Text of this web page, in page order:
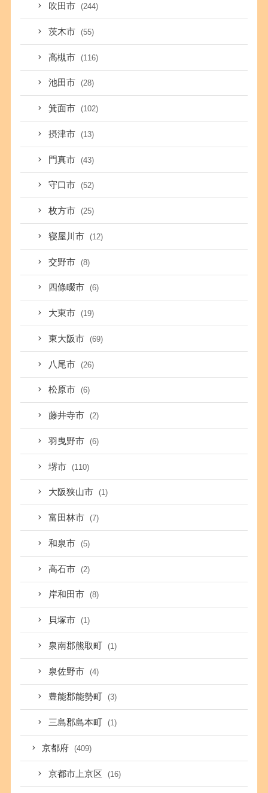
吹田市 (244)
茨木市 (55)
高槻市 (116)
池田市 (28)
箕面市 (102)
摂津市 (13)
門真市 (43)
守口市 (52)
枚方市 (25)
寝屋川市 (12)
交野市 (8)
四條畷市 (6)
大東市 (19)
東大阪市 (69)
八尾市 (26)
松原市 (6)
藤井寺市 (2)
羽曳野市 (6)
堺市 (110)
大阪狭山市 (1)
富田林市 (7)
和泉市 (5)
高石市 (2)
岸和田市 (8)
貝塚市 (1)
泉南郡熊取町 (1)
泉佐野市 (4)
豊能郡能勢町 (3)
三島郡島本町 (1)
京都府 (409)
京都市上京区 (16)